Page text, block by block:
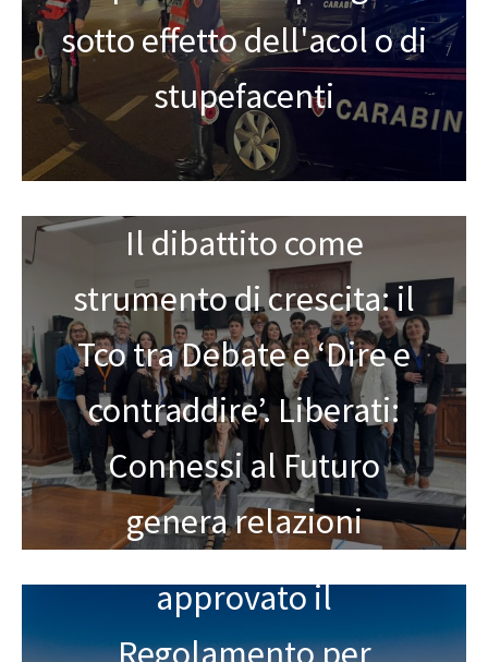
sotto effetto dell'acol o di
stupefacenti
Il dibattito come
strumento di crescita: il
Tco tra Debate e ‘Dire e
contraddire’. Liberati:
Connessi al Futuro
genera relazioni
Monte Rinaldo,
approvato il
Regolamento per